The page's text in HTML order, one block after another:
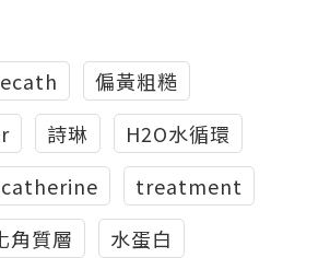
偏黃粗糙
詩琳
H2O水循環
‪‎catherine
treatment
角質層 水蛋白